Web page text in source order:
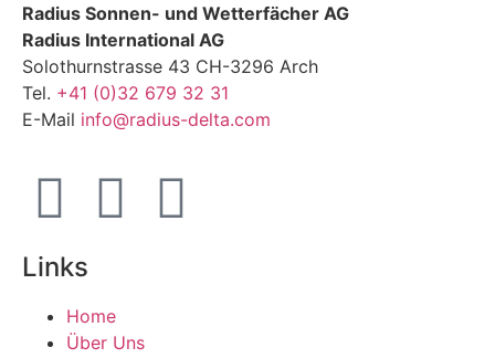
Radius Sonnen- und Wetterfächer AG
Radius International AG
Solothurnstrasse 43 CH-3296 Arch
Tel. +41 (0)32 679 32 31
E-Mail info@radius-delta.com
Links
Home
Über Uns